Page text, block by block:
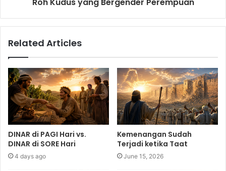
Roh Kudus yang Bergender Perempuan
Related Articles
DINAR di PAGI Hari vs.
DINAR di SORE Hari
4 days ago
Kemenangan Sudah
Terjadi ketika Taat
June 15, 2026